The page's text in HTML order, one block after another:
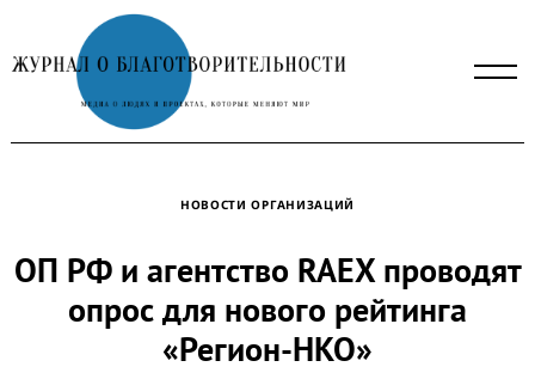
to
content
НОВОСТИ ОРГАНИЗАЦИЙ
ОП РФ и агентство RAEX проводят
опрос для нового рейтинга
«Регион-НКО»